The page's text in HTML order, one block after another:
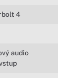
4
audio